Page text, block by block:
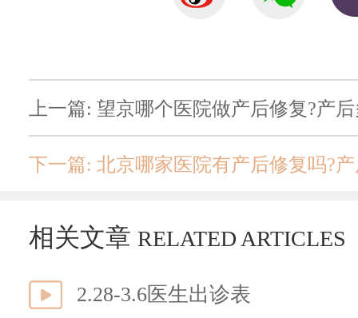
上一篇: 望京哪个医院做产后修复?产
下一篇: 北京哪家医院有产后修复吗?
相关文章 RELATED ARTICLES
2.28-3.6医生出诊表